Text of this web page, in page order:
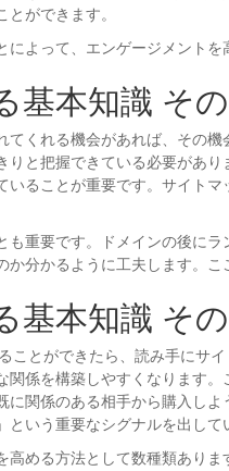
ができます。
によって、エンゲージメントを
基本知識 そ
てくれる機会があれば、その
りと把握できている必要があ
いることが重要です。サイト
も重要です。ドメインの後に
か分かるように工夫します。
基本知識 そ
ことができたら、読み手にサ
関係を構築しやすくなります
に関係のある相手から購入し
という重要なシグナルを出して
高める方法として数種類あり